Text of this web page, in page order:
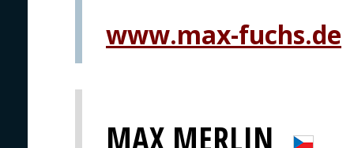
www.max-fuchs.de
MAX MERLIN